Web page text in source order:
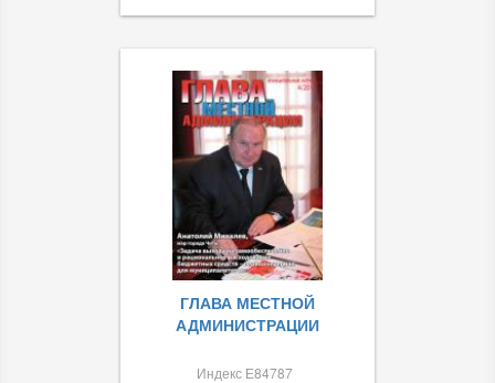
ГЛАВА МЕСТНОЙ
АДМИНИСТРАЦИИ
Индекс Е84787